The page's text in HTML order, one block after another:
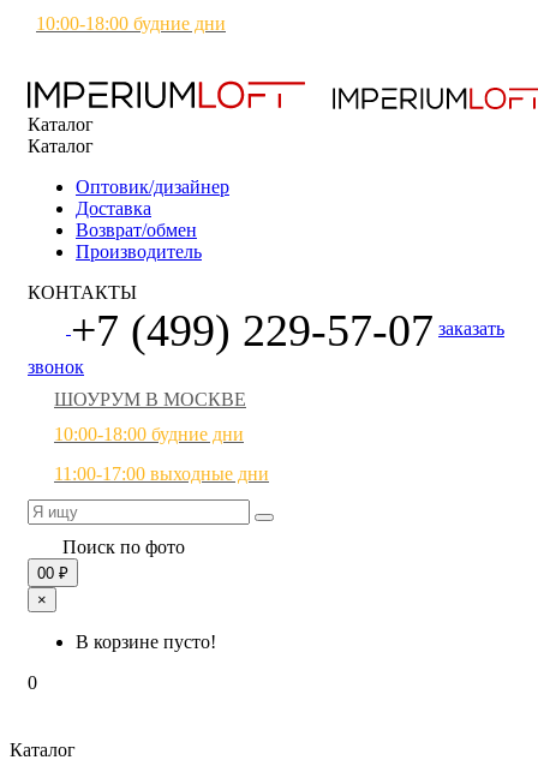
10:00-18:00 будние дни
Каталог
Каталог
Оптовик/дизайнер
Доставка
Возврат/обмен
Производитель
КОНТАКТЫ
+7 (499) 229-57-07 заказать
звонок
ШОУРУМ В МОСКВЕ
10:00-18:00 будние дни
11:00-17:00 выходные дни
Поиск по фото
00 ₽
×
В корзине пусто!
0
Каталог